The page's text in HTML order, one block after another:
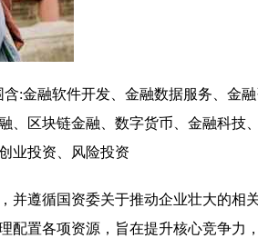
:金融软件开发、金融数据服务、金
、区块链金融、数字货币、金融科技
业投资、风险投资
并遵循国资委关于推动企业壮大的相
配置各项资源，旨在提升核心竞争力